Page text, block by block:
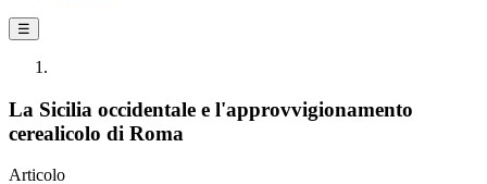
☰
La Sicilia occidentale e l'approvvigionamento
cerealicolo di Roma
Articolo